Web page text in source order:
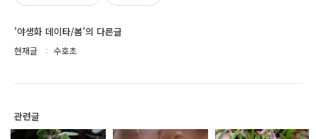
'야생화 데이타/봄'의 다른글
현재글 수호초
관련글